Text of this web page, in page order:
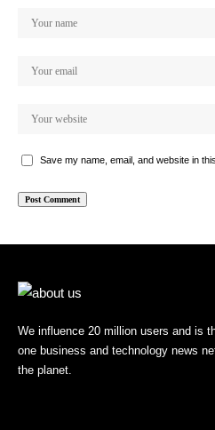
Save my name, email, and website in
We influence 20 million users and is
one business and technology news
the planet.